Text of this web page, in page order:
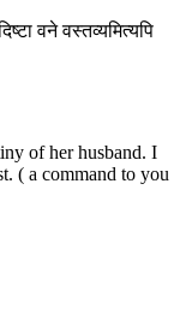
वने वस्तव्यमित्यपि
of her husband. I
( a command to you